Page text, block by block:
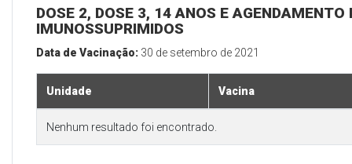
DOSE 2, DOSE 3, 14 ANOS E
IMUNOSSUPRIMIDOS
Data de Vacinação: 30 de setembro de 2021
Unidade Vacina
Nenhum resultado foi encontrado.